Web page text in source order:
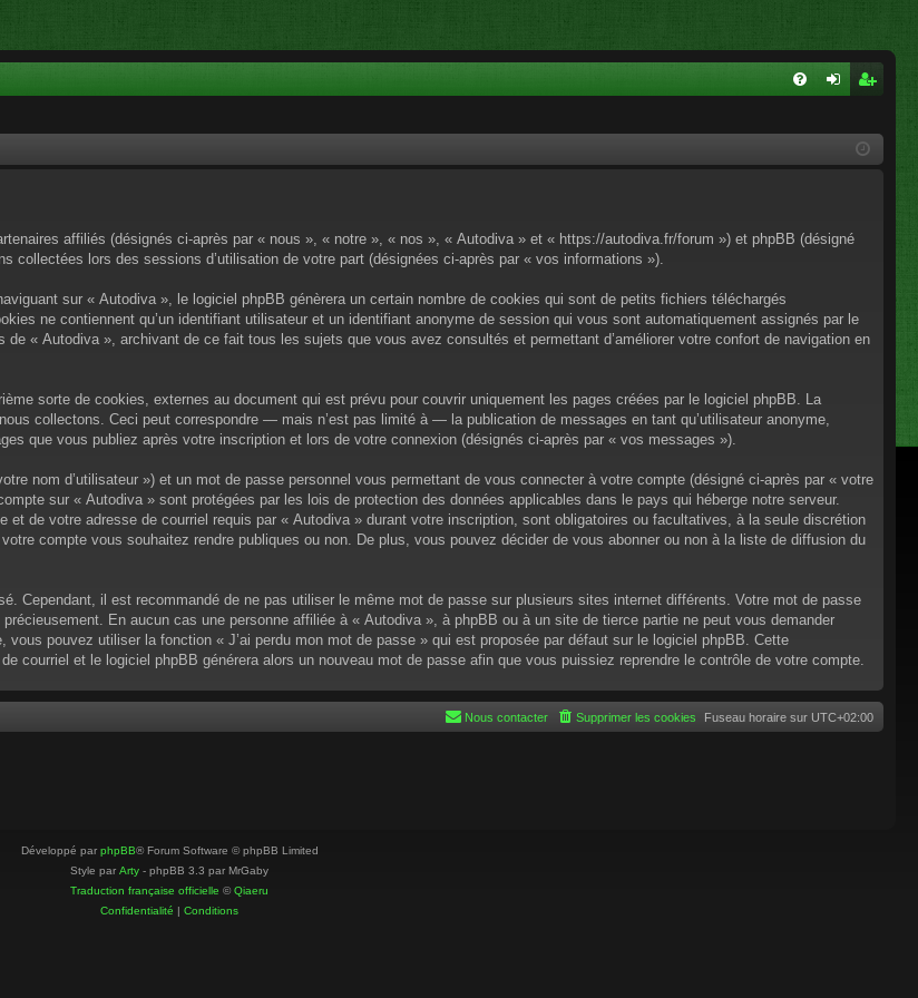
cri
affiliés (désignés ci-après par « nous », « notre », « nos », « Autodiva » et « https://autodiva.fr/forum ») et phpBB (désigné
lors des sessions d’utilisation de votre part (désignées ci-après par « vos informations »).
sur « Autodiva », le logiciel phpBB génèrera un certain nombre de cookies qui sont de petits fichiers téléchargés
ne contiennent qu’un identifiant utilisateur et un identifiant anonyme de session qui vous sont automatiquement assignés par le
« Autodiva », archivant de ce fait tous les sujets que vous avez consultés et permettant d’améliorer votre confort de navigation en
sorte de cookies, externes au document qui est prévu pour couvrir uniquement les pages créées par le logiciel phpBB. La
collectons. Ceci peut correspondre — mais n’est pas limité à — la publication de messages en tant qu’utilisateur anonyme,
que vous publiez après votre inscription et lors de votre connexion (désignés ci-après par « vos messages »).
nom d’utilisateur ») et un mot de passe personnel vous permettant de vous connecter à votre compte (désigné ci-après par « votre
sur « Autodiva » sont protégées par les lois de protection des données applicables dans le pays qui héberge notre serveur.
et de votre adresse de courriel requis par « Autodiva » durant votre inscription, sont obligatoires ou facultatives, à la seule discrétion
compte vous souhaitez rendre publiques ou non. De plus, vous pouvez décider de vous abonner ou non à la liste de diffusion du
Cependant, il est recommandé de ne pas utiliser le même mot de passe sur plusieurs sites internet différents. Votre mot de passe
En aucun cas une personne affiliée à « Autodiva », à phpBB ou à un site de tierce partie ne peut vous demander
pouvez utiliser la fonction « J’ai perdu mon mot de passe » qui est proposée par défaut sur le logiciel phpBB. Cette
courriel et le logiciel phpBB générera alors un nouveau mot de passe afin que vous puissiez reprendre le contrôle de votre compte.
Fuseau horaire sur UTC+02:00
Supprimer les cookies
Nous contacter
Développé par phpBB® Forum Software © phpBB Limited
Style par Arty - phpBB 3.3 par MrGaby
Traduction française officielle ©Qiaeru
Confidentialité | Conditions